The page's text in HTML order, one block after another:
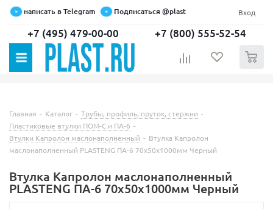
написать в Telegram Подписаться @plast Вход
+7 (495) 479-00-00 +7 (800) 555-52-54
Главная - Каталог - Трубы, профиль, пруток, стержни -
Пластиковые втулки ПОМ-С и ПА-6 -
Втулки Капролон маслонаполненный - Втулка Капролон
маслонаполненный PLASTENG ПА-6 70х50х1000мм Черный
Втулка Капролон маслонаполненный
PLASTENG ПА-6 70х50х1000мм Черный